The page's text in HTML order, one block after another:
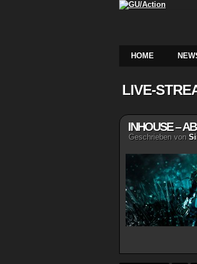
HOME
LIVE-
INHOUSE –
Geschrieben von